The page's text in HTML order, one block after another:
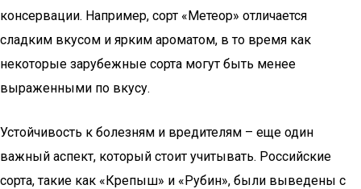
консервации. Например, сорт «Метеор» отличается
сладким вкусом и ярким ароматом, в то время как
некоторые зарубежные сорта могут быть менее
выраженными по вкусу.
Устойчивость к болезням и вредителям – еще один
важный аспект, который стоит учитывать. Российские
сорта, такие как «Крепыш» и «Рубин», были выведены с